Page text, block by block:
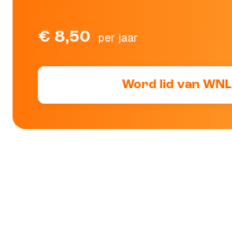
€ 8,50 per jaar
Word lid van WNL